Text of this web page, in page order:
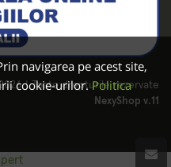
navigarea pe acest site,
cookie-urilor.Politica
| Toate drepturile rezervate
NexyShop v.11